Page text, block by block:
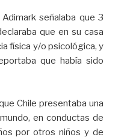
señalaba que 3
que en su casa
física y/o psicológica, y
que había sido
Chile presentaba una
en conductas de
por otros niños y de